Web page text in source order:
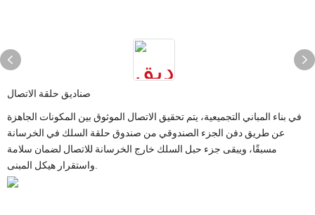
صناديق حلقة الاتصال
في بناء المباني التجميعية، يتم تحقيق الاتصال الموثوق بين المكونات الجاهزة
عن طريق دفن الجزء الصندوقي من صندوق حلقة السلك في الخرسانة
مسبقًا، ويبقى جزء حبل السلك خارج الخرسانة للاتصال لضمان سلامة
واستقرار هيكل المبنى.